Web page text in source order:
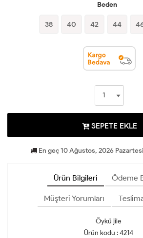
Beden
38 40 42 44
SEPETE EKLE
En geç 10 Ağustos, 2026
Ürün Bilgileri Ödeme
Müşteri Yorumları
Öykü jile
Ürün kodu : 4214